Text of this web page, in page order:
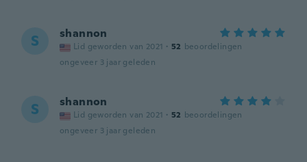
S shannon
Lid geworden van 2021 · 52 beoordelingen
ongeveer 3 jaar geleden
S shannon
Lid geworden van 2021 · 52 beoordelingen
ongeveer 3 jaar geleden